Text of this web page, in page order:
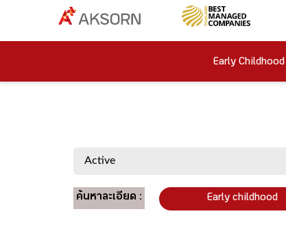
Early Childhood
ค้นหาละเอียด : Early childhood